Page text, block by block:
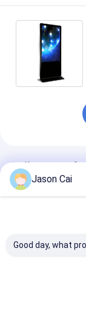
推薦されたプ
Jason Cai
Good day, what